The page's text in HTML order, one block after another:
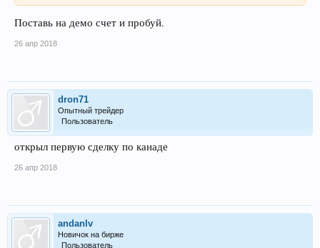
Поставь на демо счет и пробуй.
26 апр 2018
dron71
Опытный трейдер
Пользователь
открыл первую сделку по канаде
26 апр 2018
andanlv
Новичок на бирже
Пользователь